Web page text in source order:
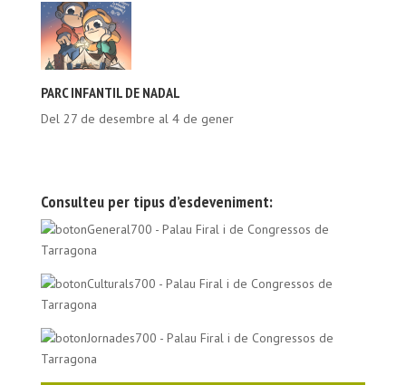
PARC INFANTIL DE NADAL
Del 27 de desembre al 4 de gener
Consulteu per tipus d’esdeveniment: